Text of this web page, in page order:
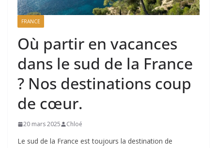
FRANCE
Où partir en vacances
dans le sud de la France
? Nos destinations coup
de cœur.
20 mars 2025 Chloé
Le sud de la France est toujours la destination de